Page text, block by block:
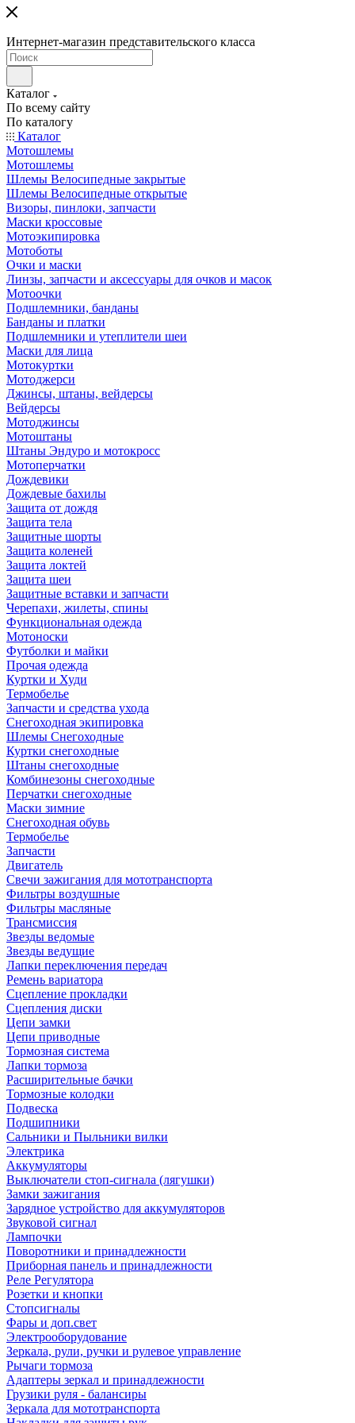
Интернет-магазин представительского класса
Каталог
По всему сайту
По каталогу
Каталог
Мотошлемы
Мотошлемы
Шлемы Велосипедные закрытые
Шлемы Велосипедные открытые
Визоры, пинлоки, запчасти
Маски кроссовые
Мотоэкипировка
Мотоботы
Очки и маски
Линзы, запчасти и аксессуары для очков и масок
Мотоочки
Подшлемники, банданы
Банданы и платки
Подшлемники и утеплители шеи
Маски для лица
Мотокуртки
Мотоджерси
Джинсы, штаны, вейдерсы
Вейдерсы
Мотоджинсы
Мотоштаны
Штаны Эндуро и мотокросс
Мотоперчатки
Дождевики
Дождевые бахилы
Защита от дождя
Защита тела
Защитные шорты
Защита коленей
Защита локтей
Защита шеи
Защитные вставки и запчасти
Черепахи, жилеты, спины
Функциональная одежда
Мотоноски
Футболки и майки
Прочая одежда
Куртки и Худи
Термобелье
Запчасти и средства ухода
Снегоходная экипировка
Шлемы Снегоходные
Куртки снегоходные
Штаны снегоходные
Комбинезоны снегоходные
Перчатки снегоходные
Маски зимние
Снегоходная обувь
Термобелье
Запчасти
Двигатель
Свечи зажигания для мототранспорта
Фильтры воздушные
Фильтры масляные
Трансмиссия
Звезды ведомые
Звезды ведущие
Лапки переключения передач
Ремень вариатора
Сцепление прокладки
Сцепления диски
Цепи замки
Цепи приводные
Тормозная система
Лапки тормоза
Расширительные бачки
Тормозные колодки
Подвеска
Подшипники
Сальники и Пыльники вилки
Электрика
Аккумуляторы
Выключатели стоп-сигнала (лягушки)
Замки зажигания
Зарядное устройство для аккумуляторов
Звуковой сигнал
Лампочки
Поворотники и принадлежности
Приборная панель и принадлежности
Реле Регулятора
Розетки и кнопки
Стопсигналы
Фары и доп.свет
Электрооборудование
Зеркала, рули, ручки и рулевое управление
Рычаги тормоза
Адаптеры зеркал и принадлежности
Грузики руля - балансиры
Зеркала для мототранспорта